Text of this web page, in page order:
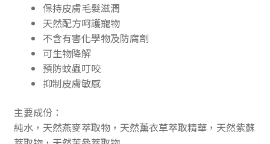
保持皮膚毛髮滋潤
天然配方呵護寵物
不含有害化學物及防腐劑
可生物降解
預防蚊蟲叮咬
抑制皮膚敏感
主要成份：
純水，天然燕麥萃取物，天然薰衣草萃取精華，天然紫蘇